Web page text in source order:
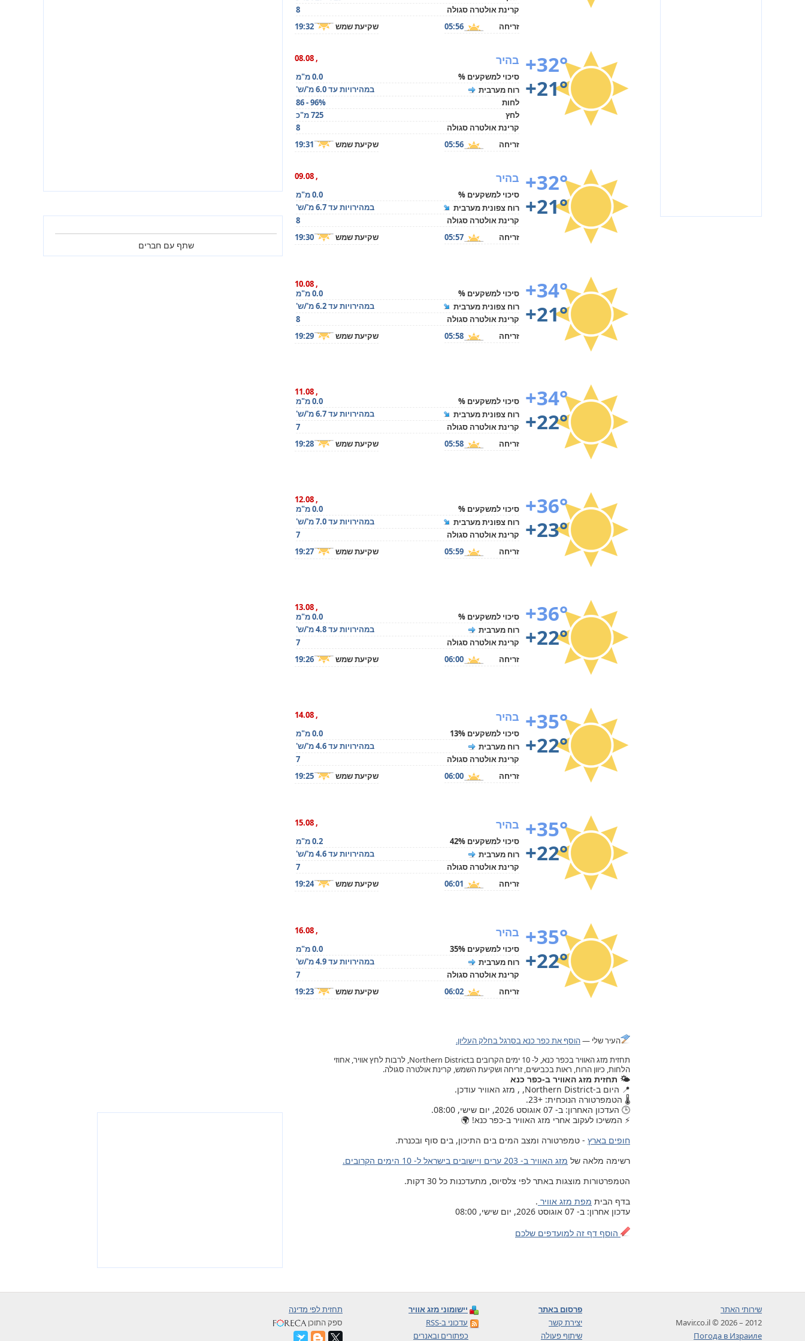
קרינת אולטרה סגולה
8
זריחה
05:56 שקיעת שמש 19:32
+32°
+21°
, 08.08 בהיר
סיכוי למשקעים %
0.0 מ"מ
רוח מערבית
במהירויות עד 6.0 מ'/ש'
לחות
86 - 96%
לחץ
725 מ"כ
קרינת אולטרה סגולה
8
זריחה
05:56 שקיעת שמש 19:31
+32°
+21°
, 09.08 בהיר
סיכוי למשקעים %
0.0 מ"מ
רוח צפונית מערבית
במהירויות עד 6.7 מ'/ש'
קרינת אולטרה סגולה
8
זריחה
05:57 שקיעת שמש 19:30
+34°
+21°
, 10.08
סיכוי למשקעים %
0.0 מ"מ
רוח צפונית מערבית
במהירויות עד 6.2 מ'/ש'
קרינת אולטרה סגולה
8
זריחה
05:58 שקיעת שמש 19:29
+34°
+22°
, 11.08
סיכוי למשקעים %
0.0 מ"מ
רוח צפונית מערבית
במהירויות עד 6.7 מ'/ש'
קרינת אולטרה סגולה
7
זריחה
05:58 שקיעת שמש 19:28
+36°
+23°
, 12.08
סיכוי למשקעים %
0.0 מ"מ
רוח צפונית מערבית
במהירויות עד 7.0 מ'/ש'
קרינת אולטרה סגולה
7
זריחה
05:59 שקיעת שמש 19:27
+36°
+22°
, 13.08
סיכוי למשקעים %
0.0 מ"מ
רוח מערבית
במהירויות עד 4.8 מ'/ש'
קרינת אולטרה סגולה
7
זריחה
06:00 שקיעת שמש 19:26
+35°
+22°
, 14.08 בהיר
סיכוי למשקעים 13%
0.0 מ"מ
רוח מערבית
במהירויות עד 4.6 מ'/ש'
קרינת אולטרה סגולה
7
זריחה
06:00 שקיעת שמש 19:25
+35°
+22°
, 15.08 בהיר
סיכוי למשקעים 42%
0.2 מ"מ
רוח מערבית
במהירויות עד 4.6 מ'/ש'
קרינת אולטרה סגולה
7
זריחה
06:01 שקיעת שמש 19:24
+35°
+22°
, 16.08 בהיר
סיכוי למשקעים 35%
0.0 מ"מ
רוח מערבית
במהירויות עד 4.9 מ'/ש'
קרינת אולטרה סגולה
7
זריחה
06:02 שקיעת שמש 19:23
העיר שלי —הוסף את כפר כנא בסרגל בחלק העליון.
תחזית מזג האוויר בכפר כנא, ל- 10 ימים הקרובים בNorthern District, לרבות לחץ אוויר, אחוזי
הלחות, כיוון הרוח, ראות בכבישים, זריחה ושקיעת השמש, קרינת אולטרה סגולה.
🌤️ תחזית מזג האוויר ב-כפר כנא
📍 היום ב-Northern District, , מזג האוויר עודכן.
🌡️ הטמפרטורה הנוכחית: +23.
🕒 העדכון האחרון: ב- 07 אוגוסט 2026, יום שישי, 08:00.
⚡ המשיכו לעקוב אחרי מזג האוויר ב-כפר כנא! 🌍
חופים בארץ - טמפרטורה ומצב המים בים התיכון, בים סוף ובכנרת.
רשימה מלאה של מזג האוויר ב- 203 ערים ויישובים בישראל ל- 10 הימים הקרובים.
הטמפרטורות מוצגות באתר לפי צלסיוס, מתעדכנות כל 30 דקות.
בדף הבית מפת מזג אוויר .
עדכון אחרון: ב- 07 אוגוסט 2026, יום שישי, 08:00
הוסף דף זה למועדפים שלכם
שתף עם חברים
שירותי האתר
2012 – 2026 © Mavir.co.il
Погода в Израиле
פרסום באתר
יצירת קשר
שיתוף פעולה
יישומוני מזג אוויר
עדכוני ב-RSS
כפתורים ובאנרים
תחזית לפי מדינה
ספק התוכן